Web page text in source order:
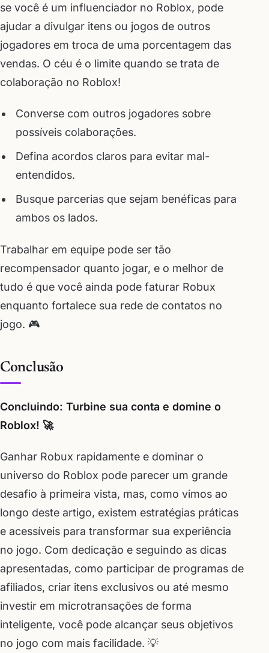
se você é um influenciador no Roblox, pode
ajudar a divulgar itens ou jogos de outros
jogadores em troca de uma porcentagem das
vendas. O céu é o limite quando se trata de
colaboração no Roblox!
Converse com outros jogadores sobre
possíveis colaborações.
Defina acordos claros para evitar mal-
entendidos.
Busque parcerias que sejam benéficas para
ambos os lados.
Trabalhar em equipe pode ser tão
recompensador quanto jogar, e o melhor de
tudo é que você ainda pode faturar Robux
enquanto fortalece sua rede de contatos no
jogo. 🎮
Conclusão
Concluindo: Turbine sua conta e domine o
Roblox! 🚀
Ganhar Robux rapidamente e dominar o
universo do Roblox pode parecer um grande
desafio à primeira vista, mas, como vimos ao
longo deste artigo, existem estratégias práticas
e acessíveis para transformar sua experiência
no jogo. Com dedicação e seguindo as dicas
apresentadas, como participar de programas de
afiliados, criar itens exclusivos ou até mesmo
investir em microtransações de forma
inteligente, você pode alcançar seus objetivos
no jogo com mais facilidade. 💡